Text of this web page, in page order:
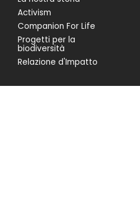
Activism
Companion For Life
Progetti per la
biodiversità
Relazione d'Impatto